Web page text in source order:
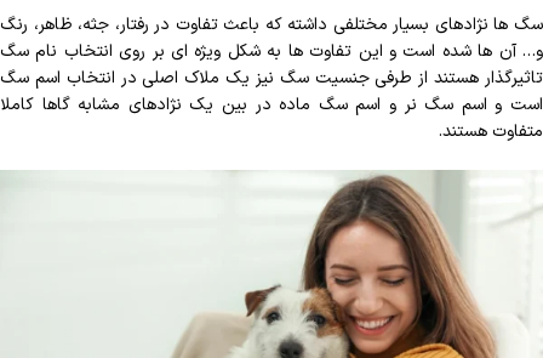
سگ ها نژادهای بسیار مختلفی داشته که باعث تفاوت در رفتار، جثه، ظاهر، رنگ
و… آن ها شده است و این تفاوت ها به شکل ویژه ای بر روی انتخاب نام سگ
تاثیرگذار هستند از طرفی جنسیت سگ نیز یک ملاک اصلی در انتخاب اسم سگ
است و اسم سگ نر و اسم سگ ماده در بین یک نژادهای مشابه گاها کاملا
متفاوت هستند.